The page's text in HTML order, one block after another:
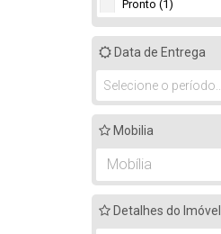
Pronto (1)
Data de Entrega
Mobilia
Mobília
Detalhes do Imóvel